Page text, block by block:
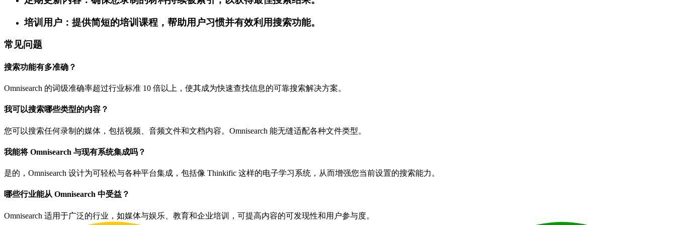
培训用户：提供简短的培训课程，帮助用户习惯并有效利用搜索功能。
常见问题
搜索功能有多准确？
Omnisearch 的词级准确率超过行业标准 10 倍以上，使其成为快速查找信息的可靠搜索解决方案。
我可以搜索哪些类型的内容？
您可以搜索任何录制的媒体，包括视频、音频文件和文档内容。Omnisearch 能无缝适配各种文件类型。
我能将 Omnisearch 与现有系统集成吗？
是的，Omnisearch 设计为可轻松与各种平台集成，包括像 Thinkific 这样的电子学习系统，从而增强您当前设置的搜索能力。
哪些行业能从 Omnisearch 中受益？
Omnisearch 适用于广泛的行业，如媒体与娱乐、教育和企业培训，可提高内容的可发现性和用户参与度。